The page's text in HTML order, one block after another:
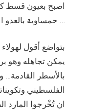
اصبح بعيون قسط
حمساوية بالعدو الأخطر …
بتواضع أقول
يمكن تجاهله وهو
بالأسطر
الفلسطيني
ان تُخْرجوا المارد